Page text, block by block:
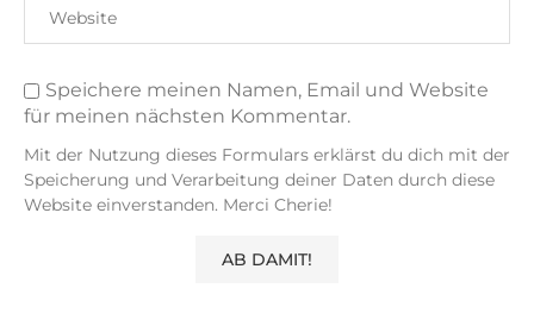
Speichere meinen Namen, Email und Website
für meinen nächsten Kommentar.
Mit der Nutzung dieses Formulars erklärst du dich mit der
Speicherung und Verarbeitung deiner Daten durch diese
Website einverstanden. Merci Cherie!